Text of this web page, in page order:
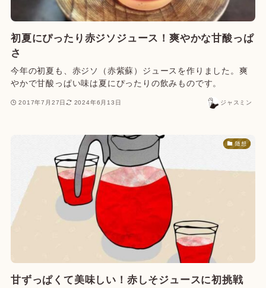
初夏にぴったり赤ジソジュース！爽やかな甘酸っぱ
さ
今年の初夏も、赤ジソ（赤紫蘇）ジュースを作りました。爽
やかで甘酸っぱい味は夏にぴったりの飲みものです。
2017年7月27日 2024年6月13日 ジャスミン
随想
甘ずっぱくて美味しい！赤しそジュースに初挑戦